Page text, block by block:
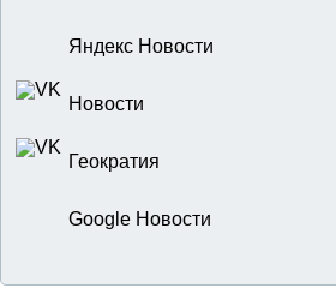
Яндекс Новости
Новости
Геократия
Google Новости